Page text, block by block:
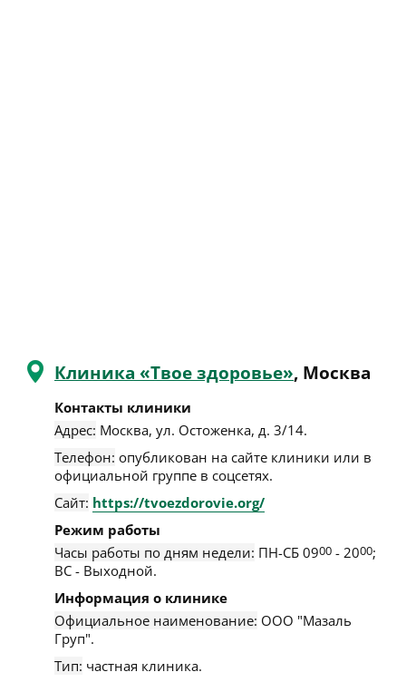
Клиника «Твое здоровье», Москва
Контакты клиники
Адрес: Москва, ​ул. Остоженка, д. 3/14.
Телефон: опубликован на сайте клиники или в
официальной группе в соцсетях.
Сайт: https://tvoezdorovie.org/
Режим работы
Часы работы по дням недели: ПН-СБ 0900 - 2000;
ВС - Выходной.
Информация о клинике
Официальное наименование: ООО "Мазаль
Груп".
Тип: частная клиника.